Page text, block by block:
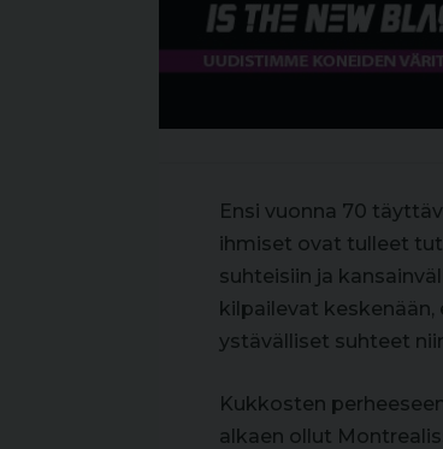
Ensi vuonna 70
ihmiset ovat tulleet
suhteisiin ja
kilpailevat
ystävälliset suhteet
Kukkosten
alkaen ollut